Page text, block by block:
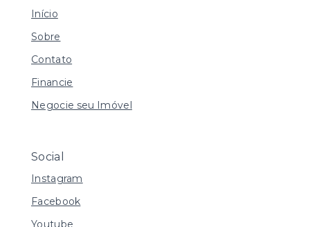
Início
Sobre
Contato
Financie
Negocie seu Imóvel
Social
Instagram
Facebook
Youtube